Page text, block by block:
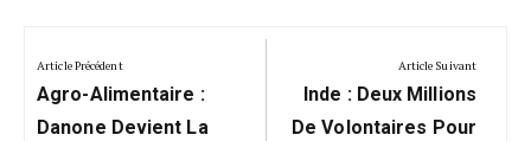
de
l’article
Article Précédent
Previous
Post:
Agro-Alimentaire :
Danone Devient La
Article Suivant
Next
Post:
Inde : Deux Millions
De Volontaires Pour